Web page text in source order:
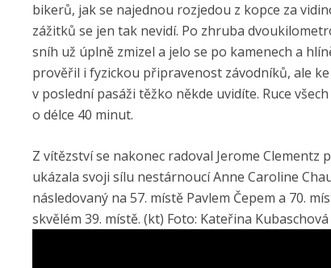
bikerů, jak se najednou rozjedou z kopce za
zážitků se jen tak nevidí. Po zhruba
sníh už úplně zmizel a jelo se po kamenech a
prověřil i fyzickou připravenost závodníků, ale
v poslední pasáži těžko někde uvidíte. Ruce
o délce 40 minut.
Z vítězství se nakonec radoval Jerome
ukázala svoji sílu nestárnoucí Anne Caroline
následovaný na 57. místě Pavlem Čepem a 70.
skvělém 39. místě. (kt) Foto: Kateřina Kubaschová